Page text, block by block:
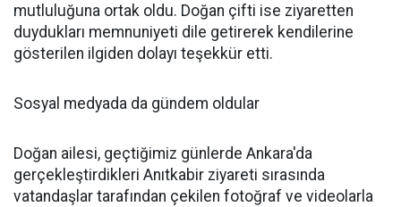
mutluluğuna ortak oldu. Doğan çifti ise ziyaretten
duydukları memnuniyeti dile getirerek kendilerine
gösterilen ilgiden dolayı teşekkür etti.
Sosyal medyada da gündem oldular
Doğan ailesi, geçtiğimiz günlerde Ankara'da
gerçekleştirdikleri Anıtkabir ziyareti sırasında
vatandaşlar tarafından çekilen fotoğraf ve videolarla